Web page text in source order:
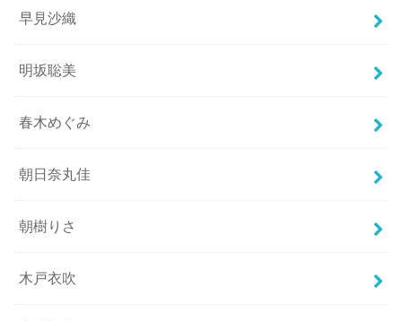
早見沙織
明坂聡美
春木めぐみ
朝日奈丸佳
朝樹りさ
木戸衣吹